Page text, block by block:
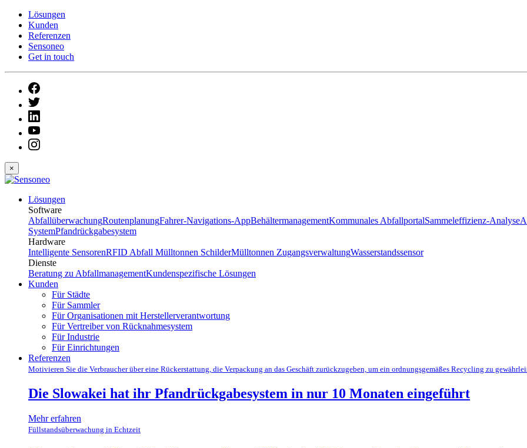
Lösungen
Kunden
Referenzen
Sensoneo
Get in touch
×
Lösungen
Software
AbfallüberwachungRoutenplanungFahrer-Navigations-AppBehältermanagementKommunales AbfallportalSammeleffizienz-Analyse
SystemPfandrückgabesystem
Hardware
Intelligente SensorenRFID Abfall Mülltonnen SchilderMülltonnen ZugangsverwaltungWasserstandssensor
Dienste
Beratung zu AbfallmanagementKundenspezifische Lösungen
Kunden
Für Städte
Für Sammler
Für Organisationen mit Herstellerverantwortung
Für Vertreiber von Rücknahmesystem
Für Industrie
Für Einrichtungen
Referenzen
Motivieren Sie die Verbraucher über eine Rückerstattung, die Verpackung an das Geschäft zurückzugeben, um ein ordnungsgemäßes Recycling zu
Die Slowakei hat ihr Pfandrückgabesystem in nur 10 Monaten eingeführt
Mehr erfahren
Füllstandsüberwachung in Echtzeit